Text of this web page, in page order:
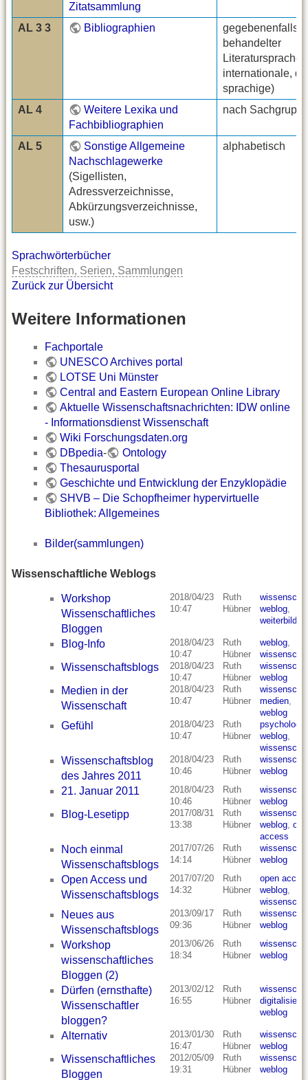
Zitatsammlung
AL 3 3 Bibliographien
gegebenenfalls
behandelter
Literatursprache
internationale,
sprachige)
AL 4
Weitere Lexika und
Fachbibliographien
nach
AL 5
Sonstige Allgemeine
Nachschlagewerke
(Sigellisten,
Adressverzeichnisse,
Abkürzungsverzeichnisse,
usw.)
alphabetisch
Sprachwörterbücher
Festschriften, Serien, Sammlungen
Zurück zur Übersicht
Weitere Informationen
Fachportale
UNESCO Archives portal
LOTSE Uni Münster
Central and Eastern European Online Library
Aktuelle Wissenschaftsnachrichten: IDW online
- Informationsdienst Wissenschaft
Wiki Forschungsdaten.org
DBpedia-
Ontology
Thesaurusportal
Geschichte und Entwicklung der Enzyklopädie
SHVB – Die Schopfheimer hypervirtuelle
Bibliothek: Allgemeines
Bilder(sammlungen)
Wissenschaftliche Weblogs
Workshop
Wissenschaftliches
Bloggen
2018/04/23
10:47
Ruth
Hübner
weblog
Blog-Info
2018/04/23
10:47
Ruth
Hübner
weblog
Wissenschaftsblogs
2018/04/23
10:47
Ruth
Hübner
weblog
Medien in der
Wissenschaft
2018/04/23
10:47
Ruth
Hübner
medien
weblog
Gefühl
2018/04/23
10:47
Ruth
Hübner
psychologie
weblog
Wissenschaftsblog
des Jahres 2011
2018/04/23
10:46
Ruth
Hübner
weblog
21. Januar 2011
2018/04/23
10:46
Ruth
Hübner
weblog
Blog-Lesetipp
2017/08/31
13:38
Ruth
Hübner
weblog
access
Noch einmal
Wissenschaftsblogs
2017/07/26
14:14
Ruth
Hübner
weblog
Open Access und
Wissenschaftsblogs
2017/07/20
14:32
Ruth
Hübner
open
weblog
Neues aus
Wissenschaftsblogs
2013/09/17
09:36
Ruth
Hübner
weblog
Workshop
wissenschaftliches
Bloggen (2)
2013/06/26
18:34
Ruth
Hübner
weblog
Dürfen (ernsthafte)
Wissenschaftler
bloggen?
2013/02/12
16:55
Ruth
Hübner
weblog
Alternativ
2013/01/30
16:47
Ruth
Hübner
weblog
Wissenschaftliches
Bloggen
2012/05/09
19:31
Ruth
Hübner
weblog